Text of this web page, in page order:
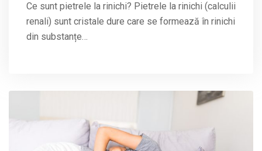
Ce sunt pietrele la rinichi? Pietrele la rinichi (calculii
renali) sunt cristale dure care se formează în rinichi
din substanțe…